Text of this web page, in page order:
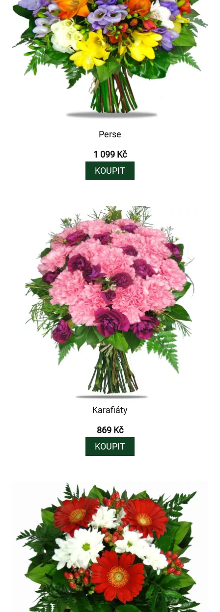
Perse
1 099 Kč
KOUPIT
Karafiáty
869 Kč
KOUPIT